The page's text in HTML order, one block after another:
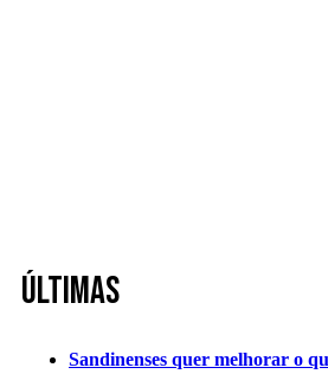
Últimas
Sandinenses quer melhorar o